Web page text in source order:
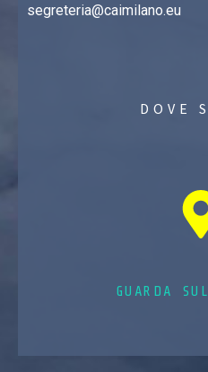
segreteria@caimilano.eu
DOVE
GUARDA